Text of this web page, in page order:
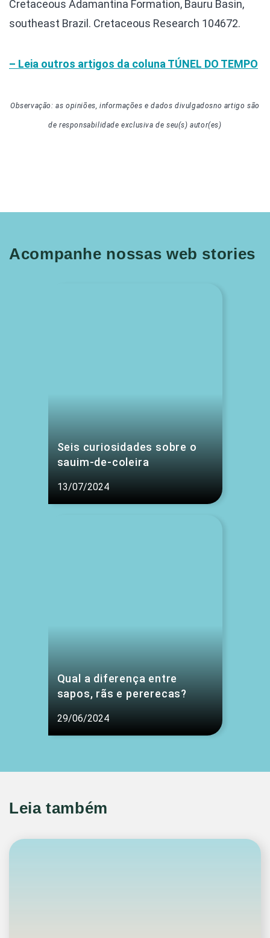
Cretaceous Adamantina Formation, Bauru Basin,
southeast Brazil. Cretaceous Research 104672.
– Leia outros artigos da coluna TÚNEL DO TEMPO
Observação: as opiniões, informações e dados divulgadosno artigosão
de responsabilidade exclusiva de seu(s) autor(es)
Acompanhe nossas web stories
Seis curiosidades sobre o
sauim-de-coleira
13/07/2024
Qual a diferença entre
sapos, rãs e pererecas?
29/06/2024
Leia também